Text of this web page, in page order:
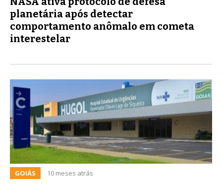
planetária após detectar
comportamento anômalo em cometa
interestelar
GOIÁS 10 meses atrás